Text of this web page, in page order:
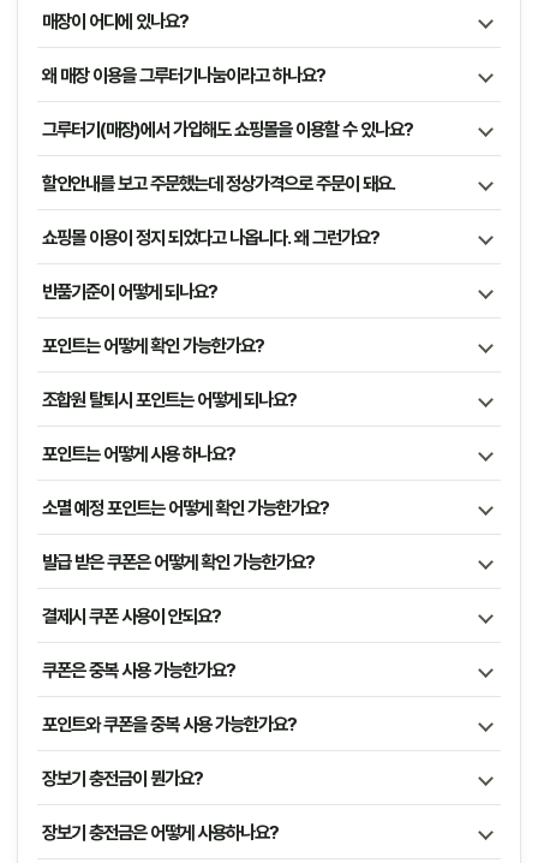
매장이 어디에 있나요?
왜 매장 이용을 그루터기나눔이라고 하나요?
그루터기(매장)에서 가입해도 쇼핑몰을 이용할 수 있나요?
할인안내를 보고 주문했는데 정상가격으로 주문이 돼요.
쇼핑몰 이용이 정지 되었다고 나옵니다. 왜 그런가요?
반품기준이 어떻게 되나요?
포인트는 어떻게 확인 가능한가요?
조합원 탈퇴시 포인트는 어떻게 되나요?
포인트는 어떻게 사용 하나요?
소멸 예정 포인트는 어떻게 확인 가능한가요?
발급 받은 쿠폰은 어떻게 확인 가능한가요?
결제시 쿠폰 사용이 안되요?
쿠폰은 중복 사용 가능한가요?
포인트와 쿠폰을 중복 사용 가능한가요?
장보기 충전금이 뭔가요?
장보기 충전금은 어떻게 사용하나요?